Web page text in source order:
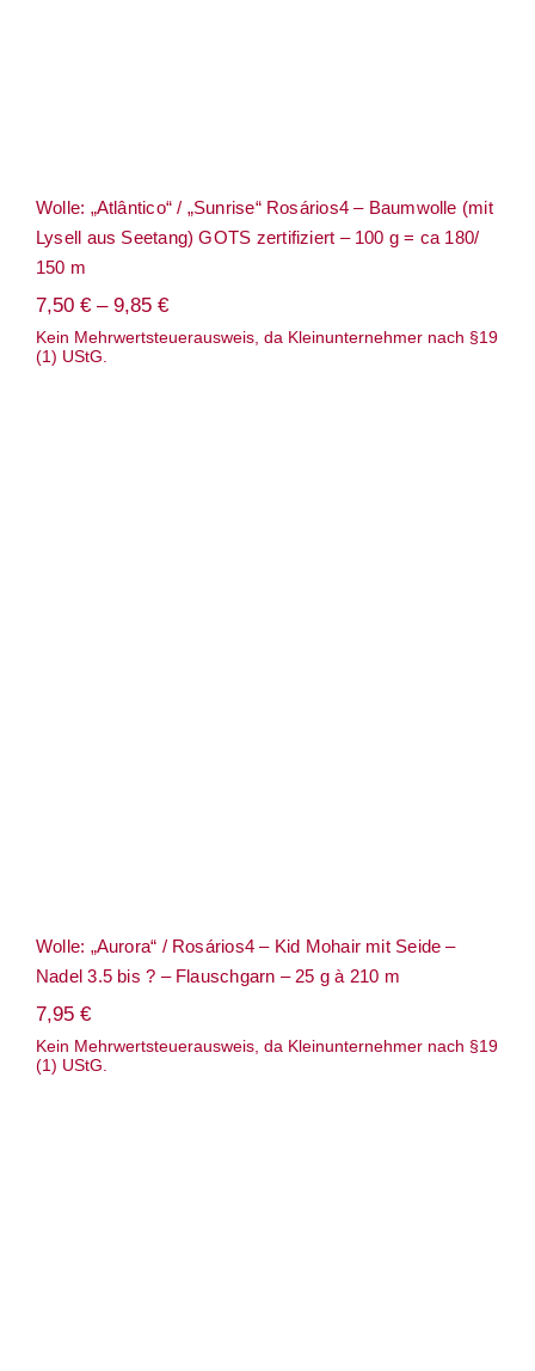
Wolle: „Atlântico“ / „Sunrise“ Rosários4 – Baumwolle (mit
Lysell aus Seetang) GOTS zertifiziert – 100 g = ca 180/
150 m
7,50 €– 9,85 €
Kein Mehrwertsteuerausweis, da Kleinunternehmer nach §19
(1) UStG.
Wolle: „Aurora“ / Rosários4 – Kid Mohair mit Seide –
Nadel 3.5 bis ? – Flauschgarn – 25 g à 210 m
7,95 €
Kein Mehrwertsteuerausweis, da Kleinunternehmer nach §19
(1) UStG.